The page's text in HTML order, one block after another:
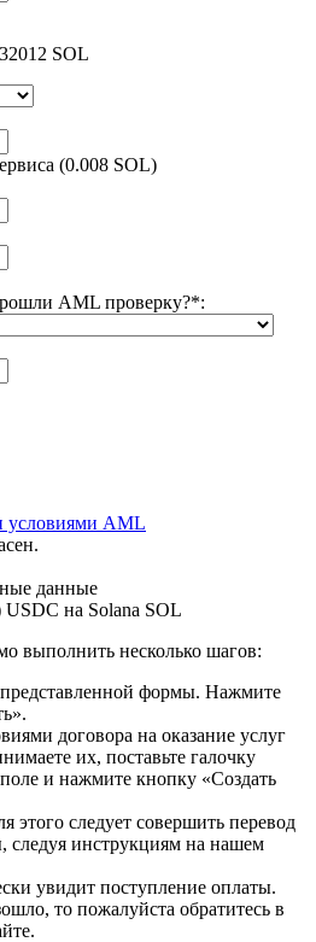
SOL
(0.008 SOL)
AML проверку?*:
условиями AML
данные
на Solana SOL
выполнить несколько шагов:
представленной формы. Нажмите
договора на оказание услуг
их, поставьте галочку
и нажмите кнопку «Создать
этого следует совершить перевод
следуя инструкциям на нашем
увидит поступление оплаты.
то пожалуйста обратитесь в